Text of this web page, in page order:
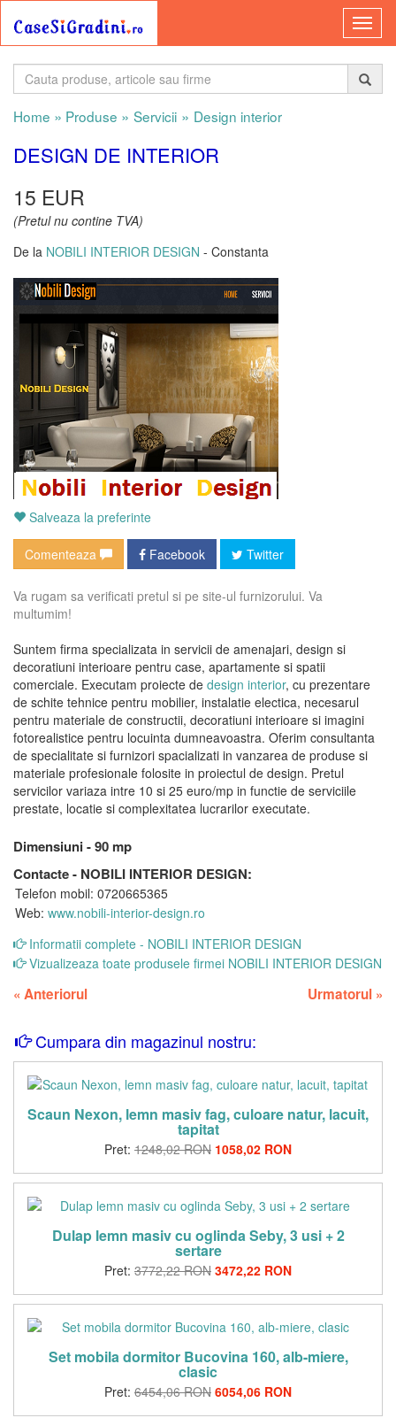
Home » Produse » Servicii » Design interior
DESIGN DE INTERIOR
15 EUR
(Pretul nu contine TVA)
De la NOBILI INTERIOR DESIGN - Constanta
Salveaza la preferinte
Comenteaza Facebook Twitter
Va rugam sa verificati pretul si pe site-ul furnizorului. Va
multumim!
Suntem firma specializata in servicii de amenajari, design si
decoratiuni interioare pentru case, apartamente si spatii
comerciale. Executam proiecte de design interior, cu prezentare
de schite tehnice pentru mobilier, instalatie electica, necesarul
pentru materiale de constructii, decoratiuni interioare si imagini
fotorealistice pentru locuinta dumneavoastra. Oferim consultanta
de specialitate si furnizori spacializati in vanzarea de produse si
materiale profesionale folosite in proiectul de design. Pretul
servicilor variaza intre 10 si 25 euro/mp in functie de serviciile
prestate, locatie si complexitatea lucrarilor executate.
Dimensiuni - 90 mp
Contacte - NOBILI INTERIOR DESIGN:
Telefon mobil: 0720665365
Web: www.nobili-interior-design.ro
Informatii complete - NOBILI INTERIOR DESIGN
Vizualizeaza toate produsele firmei NOBILI INTERIOR DESIGN
« Anteriorul Urmatorul »
Cumpara din magazinul nostru:
Scaun Nexon, lemn masiv fag, culoare natur, lacuit,
tapitat
Pret: 1248,02 RON 1058,02 RON
Dulap lemn masiv cu oglinda Seby, 3 usi + 2
sertare
Pret: 3772,22 RON 3472,22 RON
Set mobila dormitor Bucovina 160, alb-miere,
clasic
Pret: 6454,06 RON 6054,06 RON